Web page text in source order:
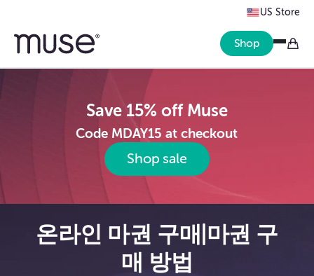
US Store
Shop
Save 15% off Muse
Code MDAY15 at checkout
Shop sale
온라인 마권 구매|마권 구
매 방법